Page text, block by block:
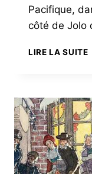
Pacifique,
côté de Jolo
LIRE LA SUITE